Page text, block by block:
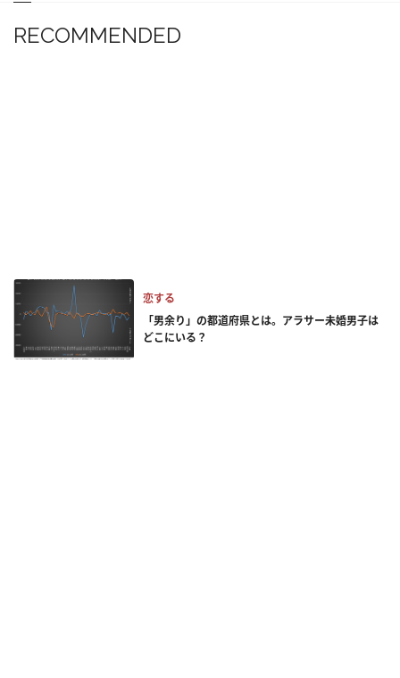
RECOMMENDED
恋する
「男余り」の都道府県とは。アラサー未婚男子は
どこにいる？